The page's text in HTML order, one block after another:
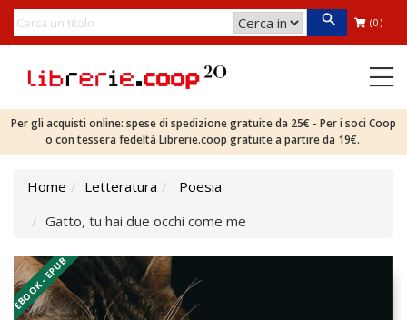
(0)
Per gli acquisti online: spese di spedizione gratuite da 25€ - Per i soci Coop
o con tessera fedeltà Librerie.coop gratuite a partire da 19€.
Home Letteratura
Poesia
Gatto, tu hai due occhi come me
EBOOK - EPUB